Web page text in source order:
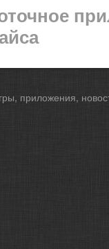
приложения,